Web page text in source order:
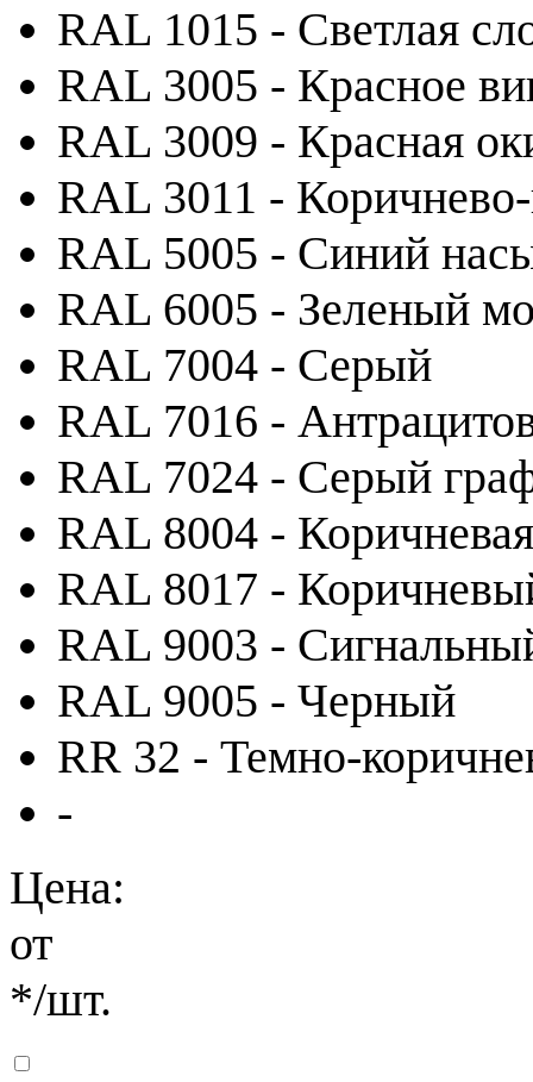
RAL 1015 - Светлая
RAL 3005 - Красное
RAL 3009 - Красная
RAL 3011 -
RAL 5005 - Синий
RAL 6005 - Зеленый
RAL 7004 - Серый
RAL 7016 -
RAL 7024 - Серый
RAL 8004 -
RAL 8017 -
RAL 9003 -
RAL 9005 - Черный
RR 32 - Темно-
-
Цена:
от
*/шт.